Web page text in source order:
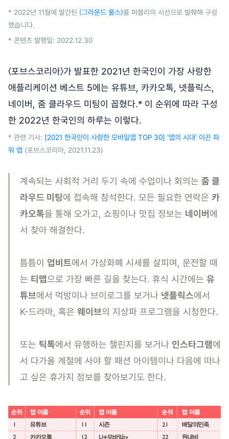
* 2022년 11월에 발간된 〈그라운드 룰스〉를 퍼블리의 시선으로 발췌해 구성
했습니다.
* 콘텐츠 발행일: 2022.12.30
〈포브스코리아〉가 발표한 2021년 한국인이 가장 사랑한
애플리케이션 베스트 5에는 유튜브, 카카오톡, 넷플릭스,
네이버, 줌 클라우드 미팅이 꼽혔다.* 이 순위에 따라 구성
한 2022년 한국인의 하루는 이렇다.
* 관련 기사: [2021 한국인이 사랑한 모바일앱 TOP 30] '앱의 시대' 이끈 파
워 앱 (포브스코리아, 2021.11.23)
계속되는 사회적 거리 두기 속에 수업이나 회의는 줌 클
라우드 미팅에 접속해 참석한다. 모든 필요한 연락은 카
카오톡을 통해 오가고, 쇼핑이나 맛집 정보는 네이버에
서 찾아 해결한다.
틈틈이 업비트에서 가상화폐 시세를 살피며, 운전할 때
는 티맵으로 가장 빠른 길을 찾는다. 휴식 시간에는 유
튜브에서 먹방이나 브이로그를 보거나 넷플릭스에서
K-드라마, 혹은 웨이브의 지상파 프로그램을 시청한다.
또는 틱톡에서 유행하는 챌린지를 보거나 인스타그램에
서 다가올 계절에 사야 할 패션 아이템이나 다음에 떠나
고 싶은 휴가지 정보를 찾아보기도 한다.